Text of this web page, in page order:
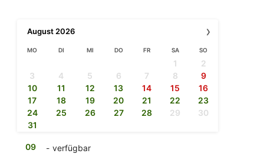
›
August 2026
MO DI MI DO FR SA SO
1
2
3
4 5 6 7 8
9
10
11 12 13 14 15
16
17
18 19 20 21 22
23
24
25 26 27 28 29
30
31
09 - verfügbar